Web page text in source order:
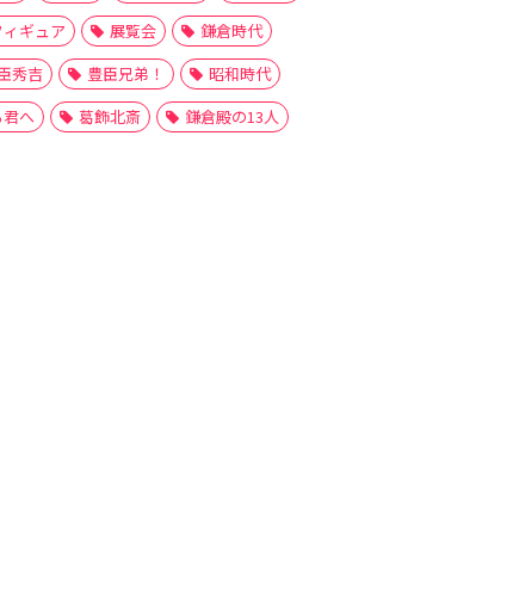
ィギュア
展覧会
鎌倉時代
秀吉
豊臣兄弟！
昭和時代
へ
葛飾北斎 鎌倉殿の13人